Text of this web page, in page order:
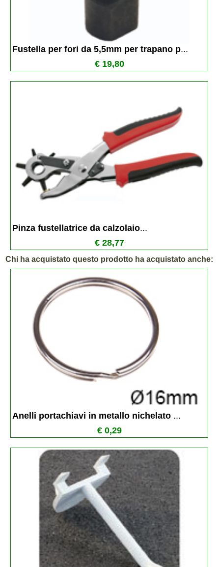
Fustella per fori da 5,5mm per trapano p...
€ 19,80
Pinza fustellatrice da calzolaio...
€ 28,77
Chi ha acquistato questo prodotto ha acquistato anche:
Anelli portachiavi in metallo nichelato ...
€ 0,29